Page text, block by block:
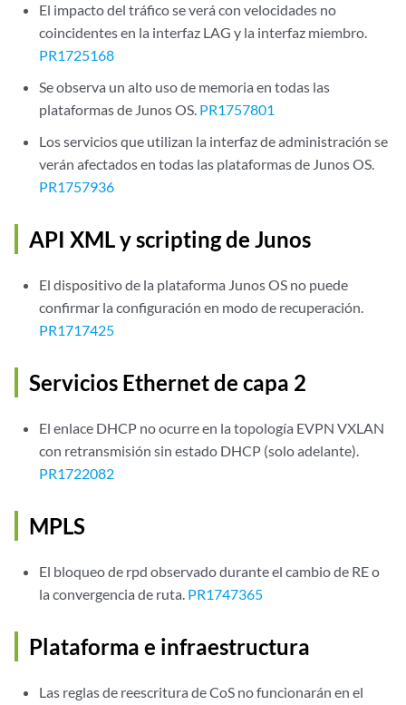
El impacto del tráfico se verá con velocidades no
coincidentes en la interfaz LAG y la interfaz miembro.
PR1725168
Se observa un alto uso de memoria en todas las
plataformas de Junos OS. PR1757801
Los servicios que utilizan la interfaz de administración se
verán afectados en todas las plataformas de Junos OS.
PR1757936
API XML y scripting de Junos
El dispositivo de la plataforma Junos OS no puede
confirmar la configuración en modo de recuperación.
PR1717425
Servicios Ethernet de capa 2
El enlace DHCP no ocurre en la topología EVPN VXLAN
con retransmisión sin estado DHCP (solo adelante).
PR1722082
MPLS
El bloqueo de rpd observado durante el cambio de RE o
la convergencia de ruta. PR1747365
Plataforma e infraestructura
Las reglas de reescritura de CoS no funcionarán en el